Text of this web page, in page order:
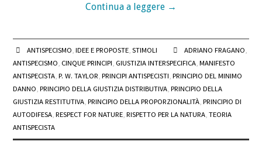
Continua a leggere →
ANTISPECISMO IDEE E PROPOSTE, STIMOLI ADRIANO FRAGANO
ANTISPECISMO CINQUE PRINCIPI GIUSTIZIA INTERSPECIFICA ,MANIFESTO
ANTISPECISTA ,P. W. TAYLOR ,PRINCIPI ANTISPECISTI ,PRINCIPIO DEL MINIMO
DANNO ,PRINCIPIO DELLA GIUSTIZIA DISTRIBUTIVA ,PRINCIPIO DELLA
GIUSTIZIA RESTITUTIVA ,PRINCIPIO DELLA PROPORZIONALITÀ ,PRINCIPIO DI
AUTODIFESA ,RESPECT FOR NATURE ,RISPETTO PER LA NATURA ,TEORIA
ANTISPECISTA